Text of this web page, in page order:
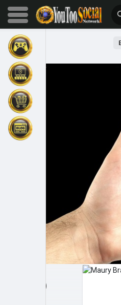
Sfoglia gli eventi
Post popolari